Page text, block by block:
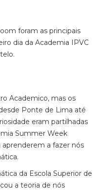
foram as principais
dia da Academia IPVC
Academico, mas os
Ponte de Lima até
eram partilhadas
Summer Week
a fazer nós
da Escola Superior de
a teoria de nós